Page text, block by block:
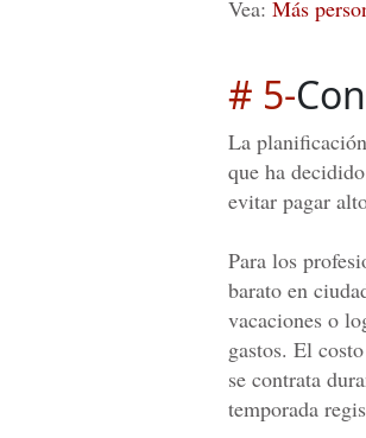
Vea: Más
# 5-
La
que ha
evitar pagar
Para los
barato en
vacaciones o
gastos. El
se contrata
temporada